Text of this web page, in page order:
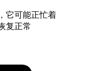
它可能正忙着
复正常